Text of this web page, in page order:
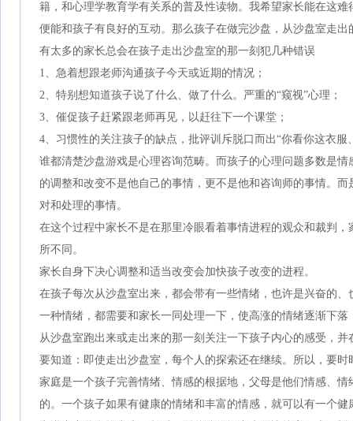
籍，和心理学教育学有关系的普及性读物。我希望家长能在这
便能和孩子有良好的互动。那么孩子在做完沙盘，从沙盘室走
有太多的家长总会在孩子走出沙盘室的那一刻犯几种错误
1、急着想跟老师沟通孩子今天或近期的情况；
2、特别想知道孩子说了什么、做了什么。严重的“窥视”心理；
3、催促孩子赶紧跟老师再见，以赶往下一个课堂；
4、习惯性的关注孩子的缺点，批评训斥脱口而出“你看你这衣服
谁都清楚沙盘游戏是心理咨询范畴。而孩子的心理问题多数是
的调整和改变不是他自己的事情，更不是他和咨询师的事情。
对和处理的事情。
在这个过程中家长不是在那里冷眼看着事情进程的观众和裁判
所不同。
家长自身下决心调整和适当改变会加快孩子改变的进程。
在孩子每次从沙盘室出来，都会带有一些情绪，也许是兴奋的
一种情绪，都需要和家长一同处理一下，使高涨的情绪逐渐下
从沙盘室跑出来或走出来的那一刻关注一下孩子内心的感受，
要知道：即使走出沙盘室，每个人的探索还在继续。所以，要
家庭是一个孩子完善情绪、情感的根据地，父母是他们情感、
的。一个孩子如果有健康的情绪和丰富的情感，就可以有一个